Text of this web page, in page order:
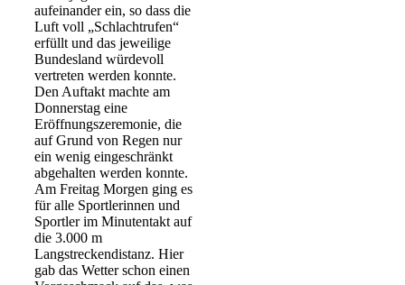
aufeinander ein, so dass die
Luft voll „Schlachtrufen“
erfüllt und das jeweilige
Bundesland würdevoll
vertreten werden konnte.
Den Auftakt machte am
Donnerstag eine
Eröffnungszeremonie, die
auf Grund von Regen nur
ein wenig eingeschränkt
abgehalten werden konnte.
Am Freitag Morgen ging es
für alle Sportlerinnen und
Sportler im Minutentakt auf
die 3.000 m
Langstreckendistanz. Hier
gab das Wetter schon einen